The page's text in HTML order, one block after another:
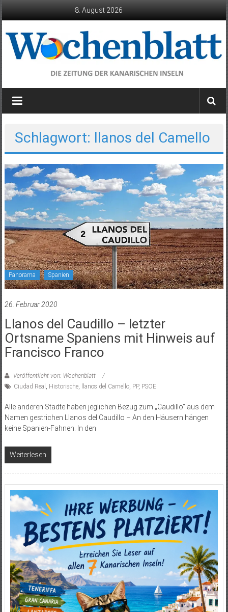
8. August 2026
Wochenblatt
die
Kanarischen
Inseln
Schlagwort: llanos del Camello
Panorama Spanien
26. Februar 2020
Llanos del Caudillo – letzter
Ortsname Spaniens mit Hinweis auf
Francisco Franco
Veröffentlicht von: Wochenblatt
Ciudad Real
Historische, llanos del Camello, PP, PSOE
Alle anderen Städte haben jeglichen Bezug zum „Caudillo“ aus dem
Namen gestrichen Llanos del Caudillo – An den Häusern hängen
keine Spanien-Fahnen. In den
Weiterlesen